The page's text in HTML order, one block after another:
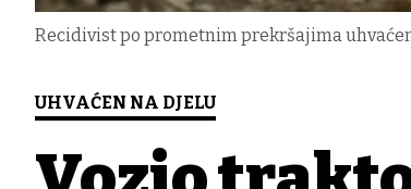
Recidivist po prometnim prekršajima
UHVAĆEN NA DJELU